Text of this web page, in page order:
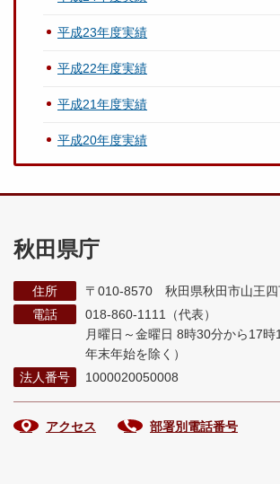
平成23年度実績
平成22年度実績
平成21年度実績
平成20年度実績
秋田県庁
住所
〒010-8570 秋田県秋田市山王四
電話
018-860-1111（代表）
月曜日～金曜日 8時30分から17時
年末年始を除く）
法人番号
1000020050008
アクセス 部署別電話番号